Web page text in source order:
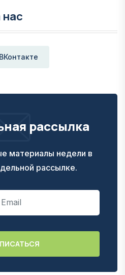
рассылка
материалы недели в
рассылке.